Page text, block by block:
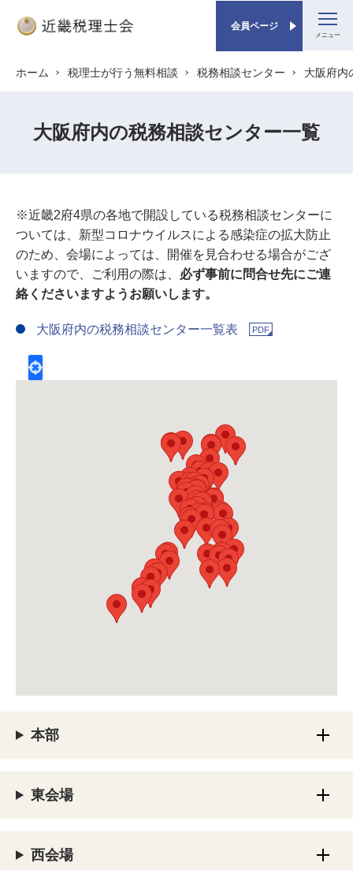
会員ページ
パンくず
ホーム 税理士が行う無料相談 税務相談センター 大阪府内
大阪府内の税務相談センター一覧
※近畿2府4県の各地で開設している税務相談センターに
ついては、新型コロナウイルスによる感染症の拡大防止
のため、会場によっては、開催を見合わせる場合がござ
いますので、ご利用の際は、 必ず事前に問合せ先にご連
絡くださいますようお願いします。
大阪府内の税務相談センター一覧表
本部
東会場
西会場